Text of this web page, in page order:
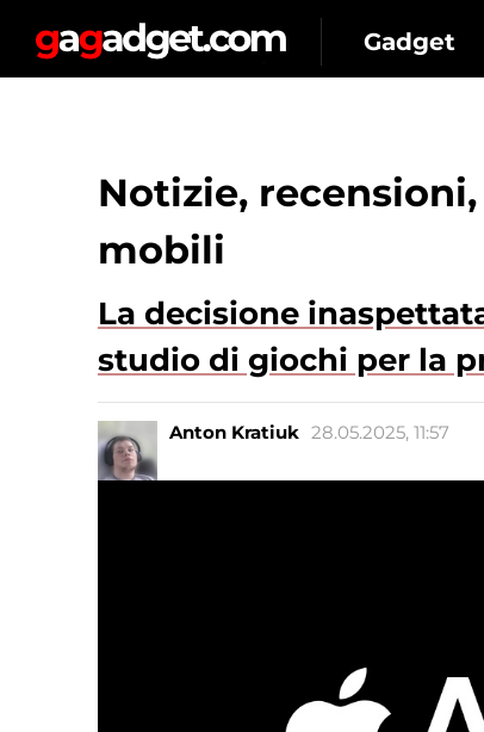
Gadget
Notizie,
mobili
La decisione
studio di giochi per la
Anton Kratiuk 28.05.2025, 11:57